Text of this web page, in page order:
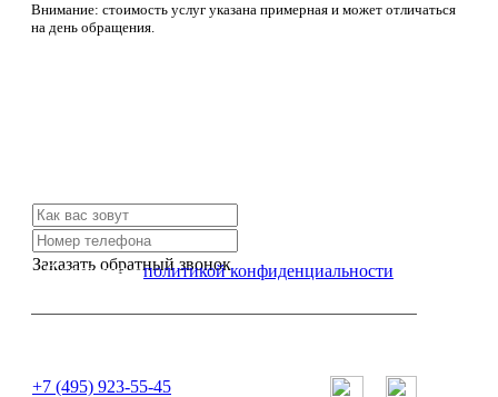
Внимание: стоимость услуг указана примерная и может отличаться
на день обращения.
Заказать обратный звонок
Я согласен сполитикой конфиденциальности
+7 (495) 923-55-45